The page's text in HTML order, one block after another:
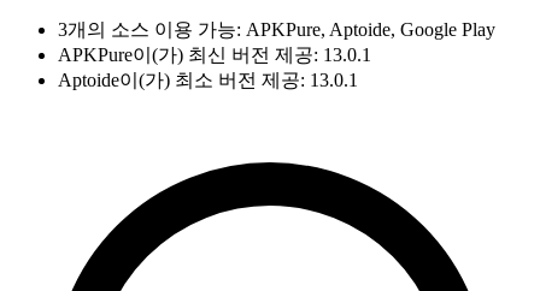
3개의 소스 이용 가능: APKPure, Aptoide, Google Play
APKPure이(가) 최신 버전 제공: 13.0.1
Aptoide이(가) 최소 버전 제공: 13.0.1